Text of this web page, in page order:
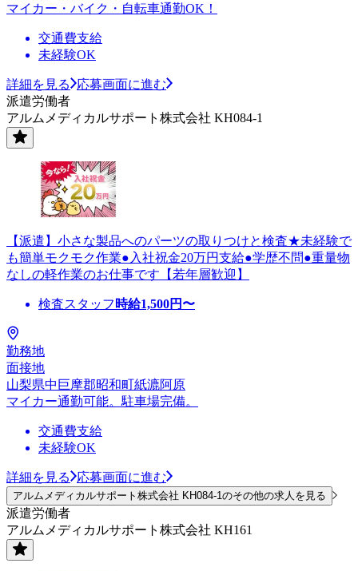
マイカー・バイク・自転車通勤OK！
交通費支給
未経験OK
詳細を見る
応募画面に進む
派遣労働者
アルムメディカルサポート株式会社 KH084-1
【派遣】小さな製品へのパーツの取りつけと検査★未経験で
も簡単モクモク作業●入社祝金20万円支給●学歴不問●重量物
なしの軽作業のお仕事です【若年層歓迎】
検査スタッフ 時給1,500円〜
勤務地
面接地
山梨県中巨摩郡昭和町紙漉阿原
マイカー通勤可能。駐車場完備。
交通費支給
未経験OK
詳細を見る 応募画面に進む
アルムメディカルサポート株式会社 KH084-1のその他の求人を見る
派遣労働者
アルムメディカルサポート株式会社 KH161